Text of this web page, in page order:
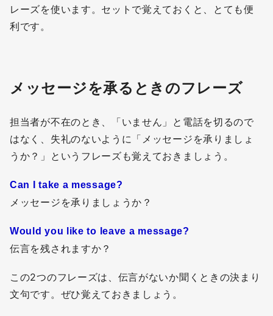
レーズを使います。セットで覚えておくと、とても便
利です。
メッセージを承るときのフレーズ
担当者が不在のとき、「いません」と電話を切るので
はなく、失礼のないように「メッセージを承りましょ
うか？」というフレーズも覚えておきましょう。
Can I take a message?
メッセージを承りましょうか？
Would you like to leave a message?
伝言を残されますか？
この2つのフレーズは、伝言がないか聞くときの決まり
文句です。ぜひ覚えておきましょう。